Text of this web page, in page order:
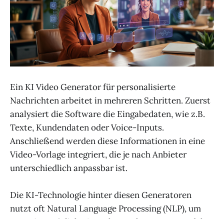
Ein KI Video Generator für personalisierte
Nachrichten arbeitet in mehreren Schritten. Zuerst
analysiert die Software die Eingabedaten, wie z.B.
Texte, Kundendaten oder Voice-Inputs.
Anschließend werden diese Informationen in eine
Video-Vorlage integriert, die je nach Anbieter
unterschiedlich anpassbar ist.
Die KI-Technologie hinter diesen Generatoren
nutzt oft Natural Language Processing (NLP), um